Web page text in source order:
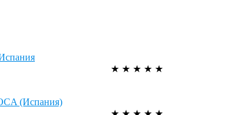
★ ★ ★ ★ ★
(Испания)